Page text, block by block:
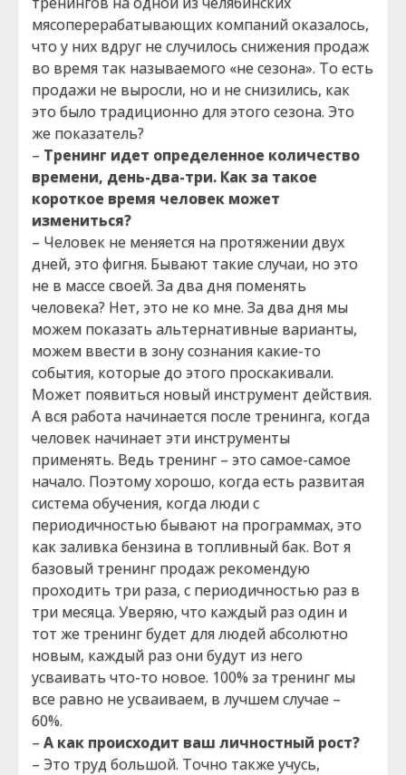
мясоперерабатывающих компаний оказалось,
что у них вдруг не случилось снижения продаж
во время так называемого «не сезона». То есть
продажи не выросли, но и не снизились, как
это было традиционно для этого сезона. Это
же показатель?
– Тренинг идет определенное количество
времени, день-два-три. Как за такое
короткое время человек может
измениться?
– Человек не меняется на протяжении двух
дней, это фигня. Бывают такие случаи, но это
не в массе своей. За два дня поменять
человека? Нет, это не ко мне. За два дня мы
можем показать альтернативные варианты,
можем ввести в зону сознания какие-то
события, которые до этого проскакивали.
Может появиться новый инструмент действия.
А вся работа начинается после тренинга, когда
человек начинает эти инструменты
применять. Ведь тренинг – это самое-самое
начало. Поэтому хорошо, когда есть развитая
система обучения, когда люди с
периодичностью бывают на программах, это
как заливка бензина в топливный бак. Вот я
базовый тренинг продаж рекомендую
проходить три раза, с периодичностью раз в
три месяца. Уверяю, что каждый раз один и
тот же тренинг будет для людей абсолютно
новым, каждый раз они будут из него
усваивать что-то новое. 100% за тренинг мы
все равно не усваиваем, в лучшем случае –
60%.
– А как происходит ваш личностный рост?
– Это труд большой. Точно также учусь,